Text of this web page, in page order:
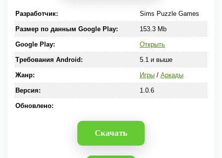
Разработчик: Sims Puzzle Games
Размер по данным Google Play: 153.3 Mb
Google Play: Открыть
Требования Android: 5.1 и выше
Жанр: Игры/ Аркады
Версия: 1.0.6
Обновлено:
Скачать